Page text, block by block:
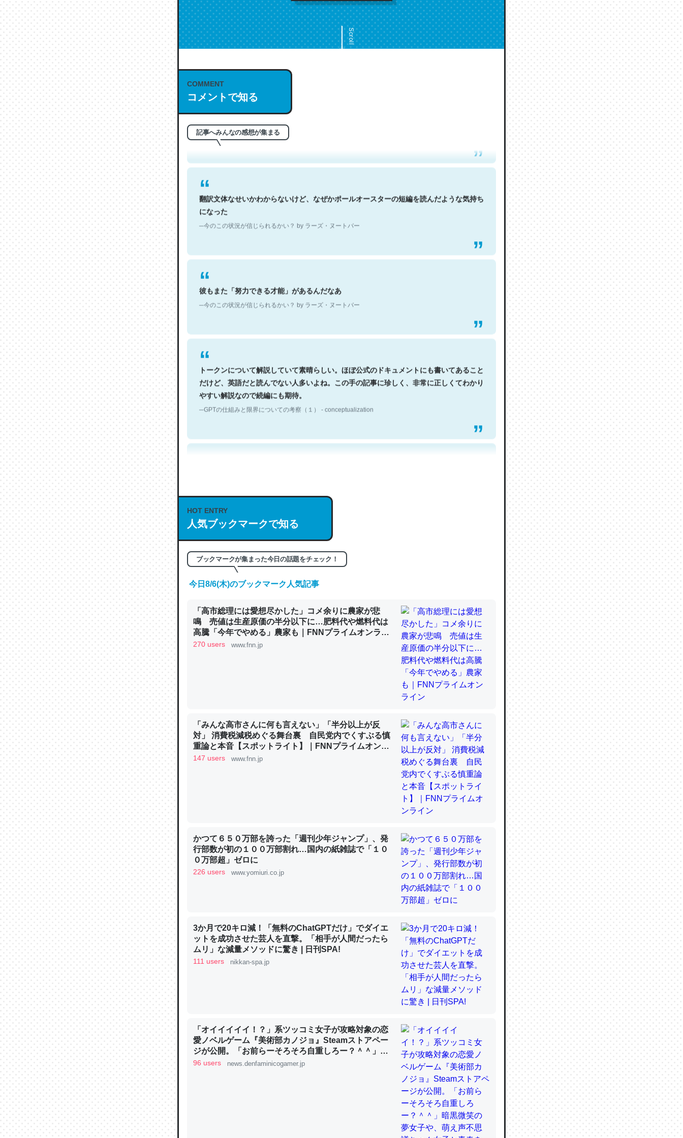
Scroll
COMMENT
コメントで知る
記事へみんなの感想が集まる
これは名文。彼はとてもクレバーなんだろうなと凄く思う。英語少しでも読める人は原文
もお勧め。自分はこの流れ好き。Let’s Fucking Go. Then Covid hit. Shit.
翻訳文体なせいかわからないけど、なぜかポールオースターの短編を読んだような気持ち
になった
─今のこの状況が信じられるかい？ by ラーズ・ヌートバー
彼もまた「努力できる才能」があるんだなあ
─今のこの状況が信じられるかい？ by ラーズ・ヌートバー
トークンについて解説していて素晴らしい。ほぼ公式のドキュメントにも書いてあること
だけど、英語だと読んでない人多いよね。この手の記事に珍しく、非常に正しくてわかり
やすい解説なので続編にも期待。
─GPTの仕組みと限界についての考察（１） - conceptualization
これは良記事。32768トークンだと英語小説100ページ分くらい。小説でいう「ずっと前
の伏線」は回収されないけど、短期記憶というには多い分量。進化すればするほど分かり
やすく強くなりそう
昆虫ってカルシウム少ないのか。知らんかった。調べたらコオロギのカルシウム分はエビ
─ニュース :: 【研究発表】昆虫学の大問題＝「昆虫はなぜ海にいないのか」に関する新仮説
論文では「淡水はカルシウムも酸素も不足してて両方に不利だから両方が拮抗してるので
は」とあって面白い。海にいる鋏角類（カブトガニ・ウミグモ）はカルシウムを使わずキ
─ニュース :: 【研究発表】昆虫学の大問題＝「昆虫はなぜ海にいないのか」に関する新仮説
これを元に考えるとカルシウムを大量に使う脊椎動物と貝類は苦労してるんだな…。腹足
類だと殻を無くしてナメクジになったり努力してるし。
─ニュース :: 【研究発表】昆虫学の大問題＝「昆虫はなぜ海にいないのか」に関する新仮説
ウチもEchoを実家に置いて４年。でたまに覗いてる。ぼちぼちRingも置こうかと画策
中。あと、Googleマップで位置情報を共有してる。電池残量や充電中かが分かるのでこ
─たまにLINEするくらいだった遠方の父67歳と僕。ITツール導入でコミュニケーションが劇的に変化し
ちょうど同じ理由でEcho Show 8を設定中でした。PrimeとかSpotifyを支払う孝行もで
きる。一生で親と会える残り時間を日数にすると1週間とかの人が多いそうだけど、それ
─たまにLINEするくらいだった遠方の父67歳と僕。ITツール導入でコミュニケーションが劇的に変化し
HOT ENTRY
人気ブックマークで知る
ブックマークが集まった今日の話題をチェック！
今日8/6(木)のブックマーク人気記事
「高市総理には愛想尽かした」コメ余りに農家が悲
鳴 売値は生産原価の半分以下に…肥料代や燃料代は
高騰「今年でやめる」農家も｜FNNプライムオンライ
ン
270 users www.fnn.jp
「みんな高市さんに何も言えない」「半分以上が反
対」 消費税減税めぐる舞台裏 自民党内でくすぶる慎
重論と本音【スポットライト】｜FNNプライムオンラ
イン
147 users www.fnn.jp
かつて６５０万部を誇った「週刊少年ジャンプ」、発
行部数が初の１００万部割れ…国内の紙雑誌で「１０
０万部超」ゼロに
226 users www.yomiuri.co.jp
3か月で20キロ減！「無料のChatGPTだけ」でダイエ
ットを成功させた芸人を直撃。「相手が人間だったら
ムリ」な減量メソッドに驚き | 日刊SPA!
111 users nikkan-spa.jp
「オイイイイイ！？」系ツッコミ女子が攻略対象の恋
愛ノベルゲーム『美術部カノジョ』Steamストアペー
ジが公開。「お前らーそろそろ自重しろー？＾＾」暗
黒微笑の夢女子や、萌え声不思議ちゃん女子と青春を
96 users news.denfaminicogamer.jp